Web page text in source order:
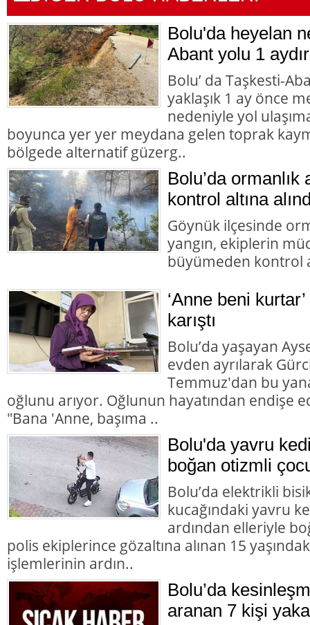
Bolu'da heyelan
Abant yolu 1
Bolu’ da Taşkesti-
yaklaşık 1 ay önce
nedeniyle yol
boyunca yer yer meydana gelen toprak
bölgede alternatif güzerg..
Bolu’da ormanlık
kontrol altına
Göynük ilçesinde
yangın, ekiplerin
büyümeden kontrol
‘Anne beni
karıştı
Bolu’da yaşayan
evden ayrılarak
Temmuz'dan bu
oğlunu arıyor. Oğlunun hayatından endişe
"Bana 'Anne, başıma ..
Bolu'da yavru
boğan otizmli
Bolu’da elektrikli
kucağındaki yavru
ardından elleriyle
polis ekiplerince gözaltına alınan 15
işlemlerinin ardın..
Bolu’da
aranan 7 kişi